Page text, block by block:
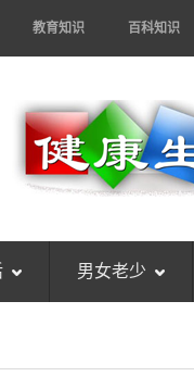
教育知识 百科知识
男女老少